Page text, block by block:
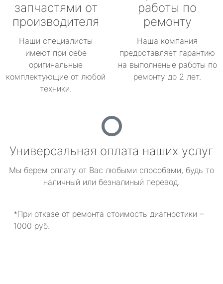
запчастями от
производителя
Наши специалисты
имеют при себе
оригинальные
комплектующие от любой
техники.
работы по
ремонту
Наша компания
предоставляет гарантию
на выполненые работы по
ремонту до 2 лет.
Универсальная оплата наших услуг
Мы берем оплату от Вас любыми способами, будь то
наличный или безналиный перевод.
*При отказе от ремонта стоимость диагностики –
1000 руб.